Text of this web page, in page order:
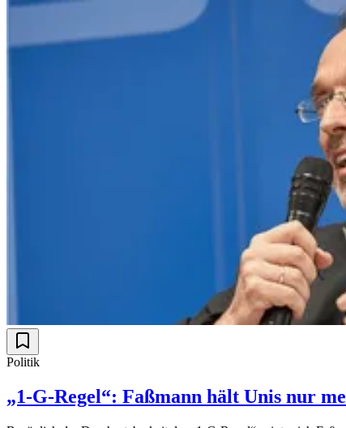
Politik
„1-G-Regel“: Faßmann hält Unis nur